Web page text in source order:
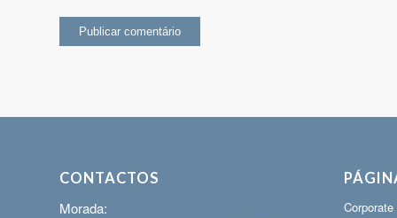
CONTACTOS
Morada:
Corporate